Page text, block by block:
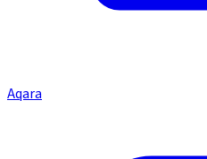
Aqara